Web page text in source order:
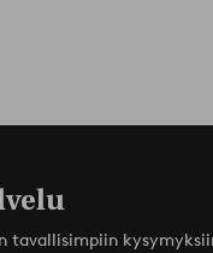
tavallisimpiin